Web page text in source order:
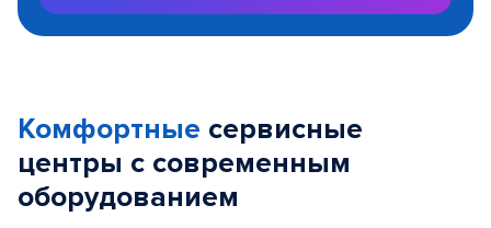
Комфортные сервисные
центры с современным
оборудованием